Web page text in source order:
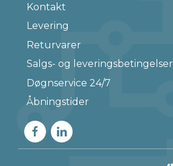
Kontakt
Levering
Returvarer
Salgs- og leveringsbetingelser
Døgnservice 24/7
Åbningstider